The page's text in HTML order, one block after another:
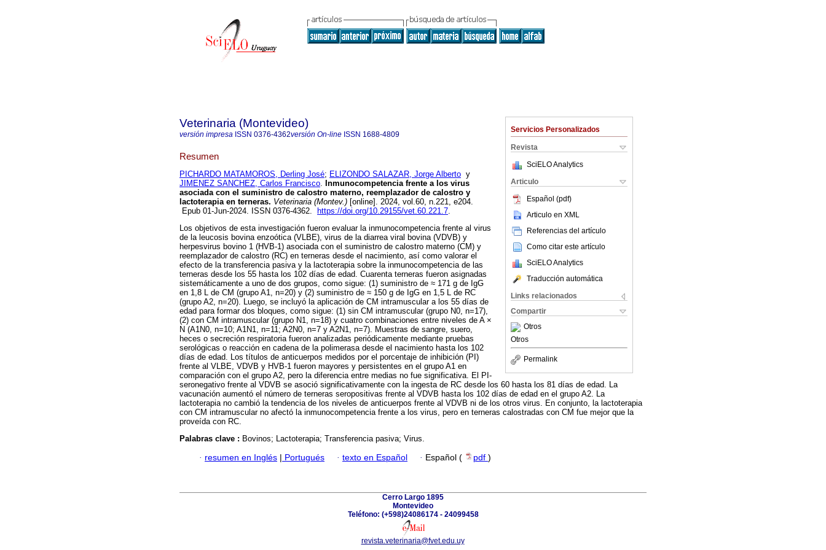
Servicios Personalizados
Revista
SciELO Analytics
Articulo
Español (pdf)
Articulo en XML
Referencias del artículo
Como citar este artículo
SciELO Analytics
Traducción automática
Links relacionados
Compartir
Otros
Otros
Permalink
Veterinaria (Montevideo)
versión impresa ISSN 0376-4362versión On-line ISSN 1688-4809
Resumen
PICHARDO MATAMOROS, Derling José; ELIZONDO SALAZAR, Jorge Alberto y
JIMENEZ SANCHEZ, Carlos Francisco. Inmunocompetencia frente a los virus
asociada con el suministro de calostro materno, reemplazador de calostro y
lactoterapia en terneras. Veterinaria (Montev.) [online]. 2024, vol.60, n.221, e204.
Epub 01-Jun-2024. ISSN 0376-4362.
https://doi.org/10.29155/vet.60.221.7.
Los objetivos de esta investigación fueron evaluar la inmunocompetencia frente al virus
de la leucosis bovina enzoótica (VLBE), virus de la diarrea viral bovina (VDVB) y
herpesvirus bovino 1 (HVB-1) asociada con el suministro de calostro materno (CM) y
reemplazador de calostro (RC) en terneras desde el nacimiento, así como valorar el
efecto de la transferencia pasiva y la lactoterapia sobre la inmunocompetencia de las
terneras desde los 55 hasta los 102 días de edad. Cuarenta terneras fueron asignadas
sistemáticamente a uno de dos grupos, como sigue: (1) suministro de ≈ 171 g de IgG
en 1,8 L de CM (grupo A1, n=20) y (2) suministro de ≈ 150 g de IgG en 1,5 L de RC
(grupo A2, n=20). Luego, se incluyó la aplicación de CM intramuscular a los 55 días de
edad para formar dos bloques, como sigue: (1) sin CM intramuscular (grupo N0, n=17),
(2) con CM intramuscular (grupo N1, n=18) y cuatro combinaciones entre niveles de A ×
N (A1N0, n=10; A1N1, n=11; A2N0, n=7 y A2N1, n=7). Muestras de sangre, suero,
heces o secreción respiratoria fueron analizadas periódicamente mediante pruebas
serológicas o reacción en cadena de la polimerasa desde el nacimiento hasta los 102
días de edad. Los títulos de anticuerpos medidos por el porcentaje de inhibición (PI)
frente al VLBE, VDVB y HVB-1 fueron mayores y persistentes en el grupo A1 en
comparación con el grupo A2, pero la diferencia entre medias no fue significativa. El PI-
seronegativo frente al VDVB se asoció significativamente con la ingesta de RC desde los 60 hasta los 81 días de edad. La
vacunación aumentó el número de terneras seropositivas frente al VDVB hasta los 102 días de edad en el grupo A2. La
lactoterapia no cambió la tendencia de los niveles de anticuerpos frente al VDVB ni de los otros virus. En conjunto, la lactoterapia
con CM intramuscular no afectó la inmunocompetencia frente a los virus, pero en terneras calostradas con CM fue mejor que la
proveída con RC.
Palabras clave : Bovinos; Lactoterapia; Transferencia pasiva; Virus.
· resumen en Inglés | Portugués · texto en Español · Español ( pdf )
Cerro Largo 1895
Montevideo
Teléfono: (+598)24086174 - 24099458
revista.veterinaria@fvet.edu.uy